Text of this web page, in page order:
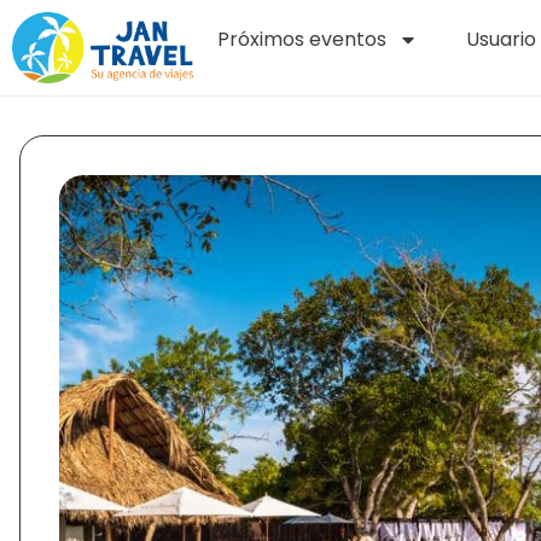
Próximos eventos Usuario